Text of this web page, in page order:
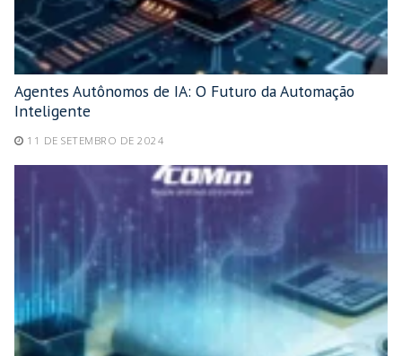
Agentes Autônomos de IA: O Futuro da Automação
Inteligente
11 DE SETEMBRO DE 2024